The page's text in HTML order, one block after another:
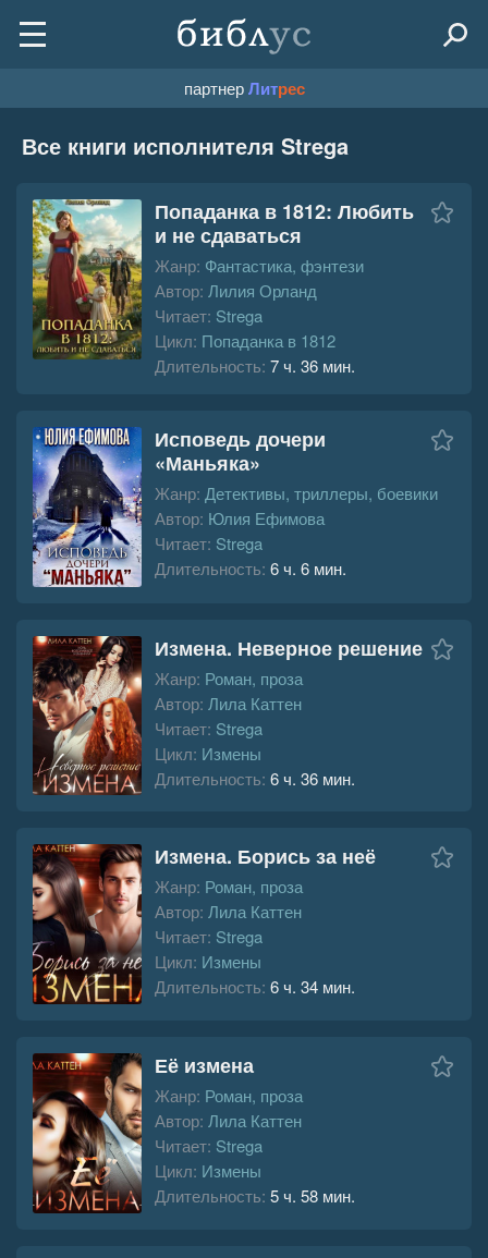
партнерЛитрес
Все книги исполнителя Strega
Попаданка в 1812: Любить
и не сдаваться
Жанр: Фантастика, фэнтези
Автор: Лилия Орланд
Читает: Strega
Цикл: Попаданка в 1812
Длительность: 7 ч. 36 мин.
Исповедь дочери
«Маньяка»
Жанр: Детективы, триллеры, боевики
Автор: Юлия Ефимова
Читает: Strega
Длительность: 6 ч. 6 мин.
Измена. Неверное решение
Жанр: Роман, проза
Автор: Лила Каттен
Читает: Strega
Цикл: Измены
Длительность: 6 ч. 36 мин.
Измена. Борись за неё
Жанр: Роман, проза
Автор: Лила Каттен
Читает: Strega
Цикл: Измены
Длительность: 6 ч. 34 мин.
Её измена
Жанр: Роман, проза
Автор: Лила Каттен
Читает: Strega
Цикл: Измены
Длительность: 5 ч. 58 мин.